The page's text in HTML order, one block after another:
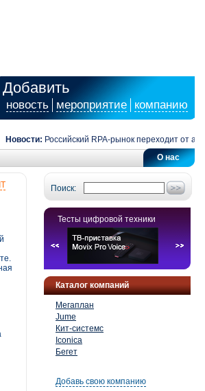
Добавить
новость мероприятие компанию
Российский RPA-рынок переходит от
О нас
Поиск:
Тесты цифровой техники
Каталог компаний
Мегаплан
Jume
Кит-системс
Iconica
Бегет
Добавь свою компанию